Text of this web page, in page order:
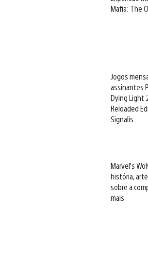
Mafia: The
Jogos
assinantes
Dying Light
Reloaded
Signalis
Marvel’s
história,
sobre a
mais